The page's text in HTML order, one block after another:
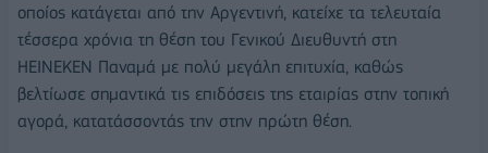
οποίος κατάγεται από την Αργεντινή, κατείχε τα τελευταία
τέσσερα χρόνια τη θέση του Γενικού Διευθυντή στη
ΗΕΙΝΕΚΕΝ Παναμά με πολύ μεγάλη επιτυχία, καθώς
βελτίωσε σημαντικά τις επιδόσεις της εταιρίας στην τοπική
αγορά, κατατάσσοντάς την στην πρώτη θέση.